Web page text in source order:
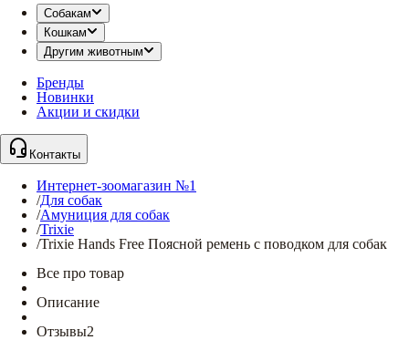
Собакам
Кошкам
Другим животным
Бренды
Новинки
Акции и скидки
Контакты
Интернет-зоомагазин №1
/Для собак
/Амуниция для собак
/Trixie
/Trixie Hands Free Поясной ремень с поводком для собак
Все про товар
Описание
Отзывы2